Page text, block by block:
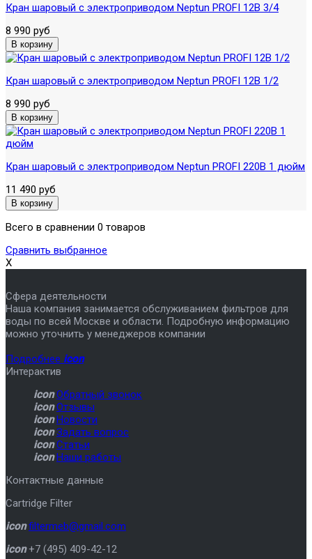
Кран шаровый с электроприводом Neptun PROFI 12В 3/4
8 990 руб
Кран шаровый с электроприводом Neptun PROFI 12В 1/2
8 990 руб
Кран шаровый с электроприводом Neptun PROFI 220В 1 дюйм
11 490 руб
Всего в сравнении 0 товаров
Сравнить выбранное
X
Сфера деятельности
Наша компания занимается обслуживанием фильтров для
воды по всей Москве и области. Подробную информацию
можно уточнить у менеджеров компании
Подробнее icon
Интерактив
icon Обратный звонок
icon Отзывы
icon Новости
icon Задать вопрос
icon Статьи
icon Наши работы
Контактные данные
Cartridge Filter
icon filtermeb@gmail.com
icon +7 (495) 409-42-12